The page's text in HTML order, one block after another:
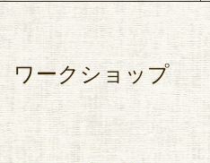
ワークショップ